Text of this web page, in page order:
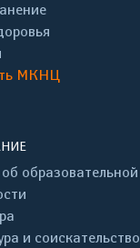
МКНЦ
образовательной
и соискательство